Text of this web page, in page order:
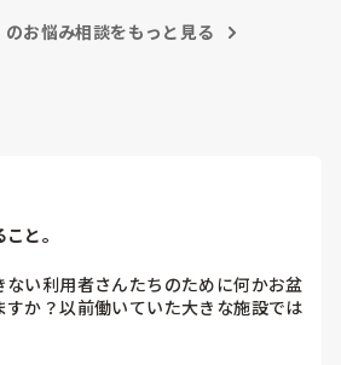
のお悩み相談をもっと見る
と。
い利用者さんたちのために何かお盆
すか？以前働いていた大きな施設では
ご焼香できるようにそれ用のスペース